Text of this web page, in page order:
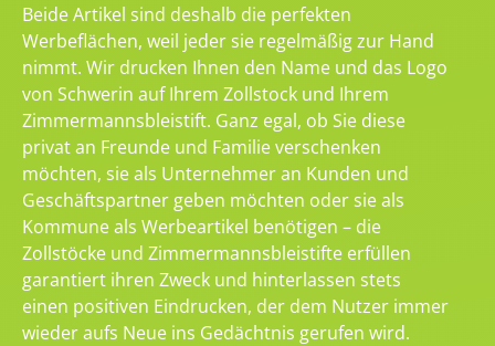
Beide Artikel sind deshalb die perfekten
Werbeflächen, weil jeder sie regelmäßig zur Hand
nimmt. Wir drucken Ihnen den Name und das Logo
von Schwerin auf Ihrem Zollstock und Ihrem
Zimmermannsbleistift. Ganz egal, ob Sie diese
privat an Freunde und Familie verschenken
möchten, sie als Unternehmer an Kunden und
Geschäftspartner geben möchten oder sie als
Kommune als Werbeartikel benötigen – die
Zollstöcke und Zimmermannsbleistifte erfüllen
garantiert ihren Zweck und hinterlassen stets
einen positiven Eindrucken, der dem Nutzer immer
wieder aufs Neue ins Gedächtnis gerufen wird.